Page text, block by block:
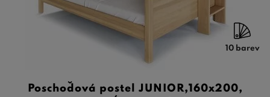
10 barev
Poschoďová postel JUNIOR,160x200,